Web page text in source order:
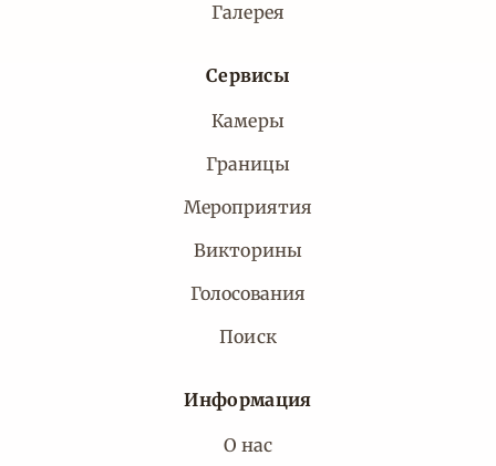
Галерея
Сервисы
Камеры
Границы
Мероприятия
Викторины
Голосования
Поиск
Информация
О нас